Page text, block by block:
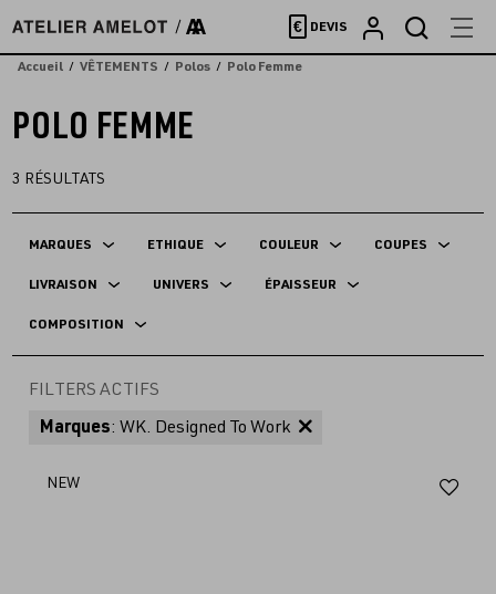
directement
au
€ DEVIS
Accueil VÊTEMENTS Polos Polo Femme
POLO FEMME
3 RÉSULTATS
MARQUES ETHIQUE COULEUR COUPES
LIVRAISON UNIVERS ÉPAISSEUR
COMPOSITION
FILTERS ACTIFS
Marques: WK. Designed To Work
NEW